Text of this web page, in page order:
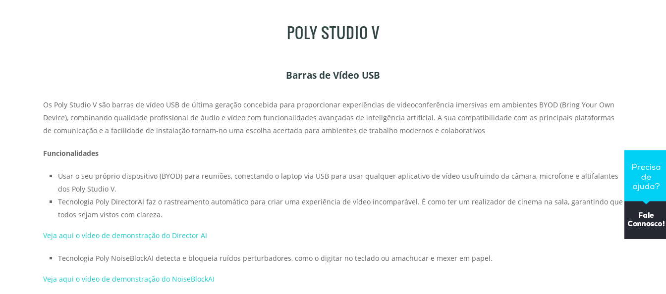
POLY STUDIO V
Barras de Vídeo USB
Os Poly Studio V são barras de vídeo USB de última geração concebida para proporcionar experiências de videoconferência imersivas em ambientes BYOD (Bring Your Own
Device), combinando qualidade profissional de áudio e vídeo com funcionalidades avançadas de inteligência artificial. A sua compatibilidade com as principais plataformas
de comunicação e a facilidade de instalação tornam-no uma escolha acertada para ambientes de trabalho modernos e colaborativos
Funcionalidades
Usar o seu próprio dispositivo (BYOD) para reuniões, conectando o laptop via USB para usar qualquer aplicativo de vídeo usufruindo da câmara, microfone e altifalantes
dos Poly Studio V.
Tecnologia Poly DirectorAI faz o rastreamento automático para criar uma experiência de vídeo incomparável. É como ter um realizador de cinema na sala, garantindo que
todos sejam vistos com clareza.
Veja aqui o vídeo de demonstração do Director AI
Tecnologia Poly NoiseBlockAI detecta e bloqueia ruídos perturbadores, como o digitar no teclado ou amachucar e mexer em papel.
Veja aqui o vídeo de demonstração do NoiseBlockAI